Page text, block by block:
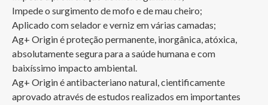
Impede o surgimento de mofo e de mau cheiro;
Aplicado com selador e verniz em várias camadas;
Ag+ Origin é proteção permanente, inorgânica, atóxica,
absolutamente segura para a saúde humana e com
baixíssimo impacto ambiental.
Ag+ Origin é antibacteriano natural, cientificamente
aprovado através de estudos realizados em importantes